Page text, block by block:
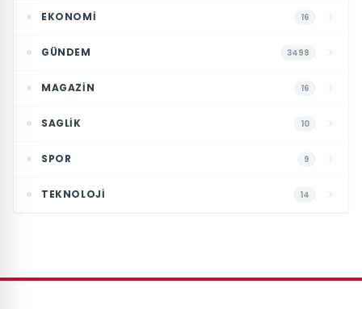
EKONOMI 16
GÜNDEM 3499
MAGAZIN 16
SAGLIK 10
SPOR 9
TEKNOLOJI 14